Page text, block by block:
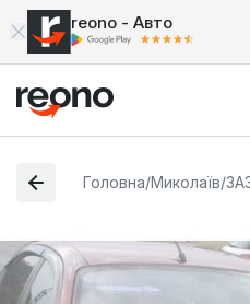
reono - Авто
Головна/Миколаїв/